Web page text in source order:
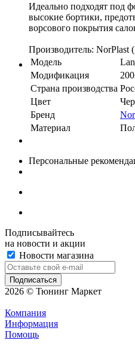
Идеально подходят под
высокие бортики,
ворсового покрытия
Производитель: NorPlast
Модель
Модификация
Страна производства
Цвет
Бренд
Материал
Персональные
Подписывайтесь
на новости и акции
Новости магазина
2026 © Тюнинг Маркет
Компания
Информация
Помощь